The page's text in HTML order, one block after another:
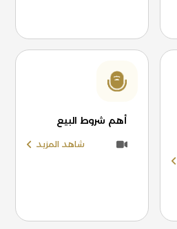
أهم شروط البيع
شاهد المزيد